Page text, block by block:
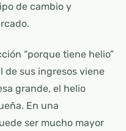
de cambio y
“porque tiene helio”
de sus ingresos viene
grande, el helio
En una
ser mucho mayor